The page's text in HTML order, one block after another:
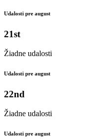
Udalosti pre august
21st
Žiadne udalosti
Udalosti pre august
22nd
Žiadne udalosti
Udalosti pre august